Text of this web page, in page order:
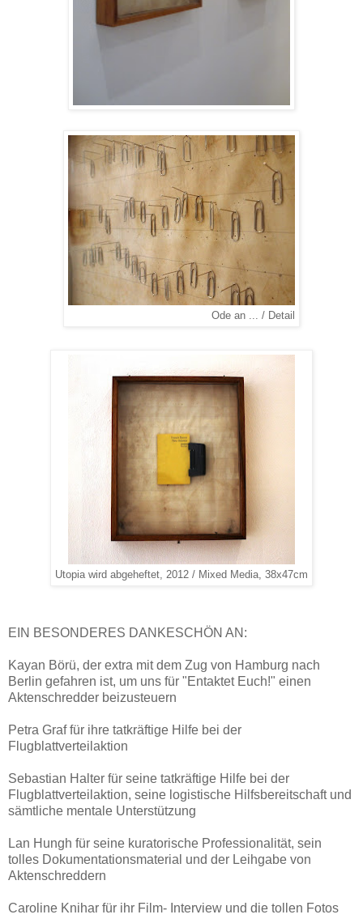
Ode an ... / Detail
Utopia wird abgeheftet, 2012 / Mixed Media, 38x47cm
EIN BESONDERES DANKESCHÖN AN:
Kayan Börü, der extra mit dem Zug von Hamburg nach
Berlin gefahren ist, um uns für "Entaktet Euch!" einen
Aktenschredder beizusteuern
Petra Graf für ihre tatkräftige Hilfe bei der
Flugblattverteilaktion
Sebastian Halter für seine tatkräftige Hilfe bei der
Flugblattverteilaktion, seine logistische Hilfsbereitschaft und
sämtliche mentale Unterstützung
Lan Hungh für seine kuratorische Professionalität, sein
tolles Dokumentationsmaterial und der Leihgabe von
Aktenschreddern
Caroline Knihar für ihr Film- Interview und die tollen Fotos